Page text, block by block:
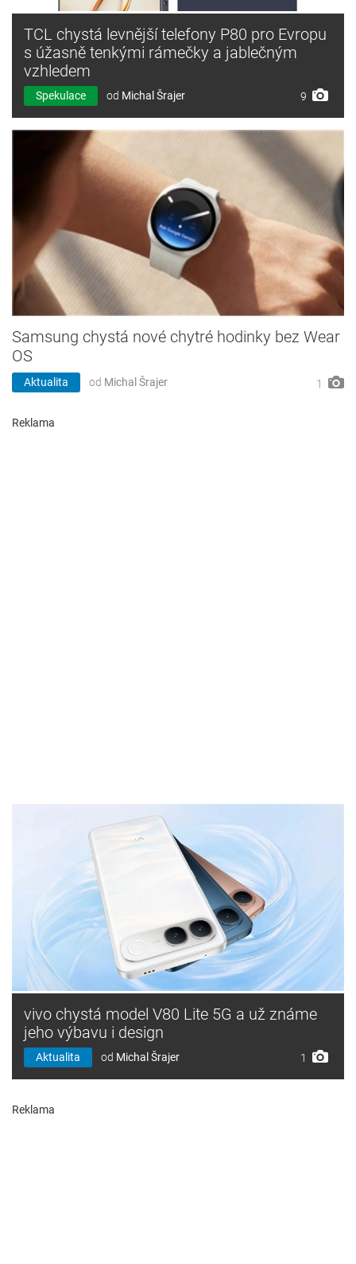
TCL chystá levnější telefony P80 pro Evropu
s úžasně tenkými rámečky a jablečným
vzhledem
Spekulace od Michal Šrajer 9
Samsung chystá nové chytré hodinky bez Wear
OS
Aktualita od Michal Šrajer 1
Reklama
vivo chystá model V80 Lite 5G a už známe
jeho výbavu i design
Aktualita od Michal Šrajer 1
Reklama